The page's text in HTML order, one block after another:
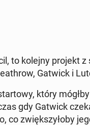
to kolejny projekt
Gatwick i
który
gdy Gatwick
co zwięk­szy­ło­by